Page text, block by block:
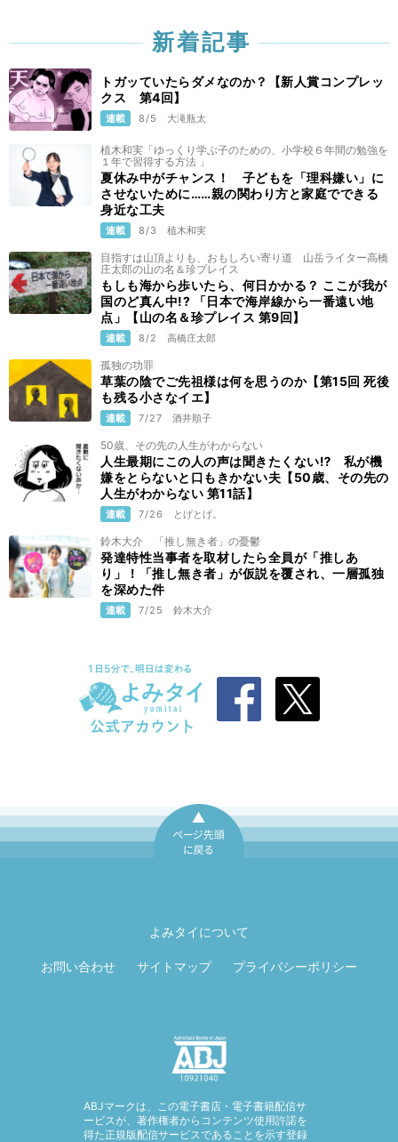
新着記事
トガッていたらダメなのか？【新人賞コンプレッ
クス 第4回】
連載 8/5 大滝瓶太
植木和実「ゆっくり学ぶ子のための、小学校６年間の勉強を
１年で習得する方法 」
夏休み中がチャンス！ 子どもを「理科嫌い」に
させないために……親の関わり方と家庭でできる
身近な工夫
連載 8/3 植木和実
目指すは山頂よりも、おもしろい寄り道 山岳ライター高橋
庄太郎の山の名＆珍プレイス
もしも海から歩いたら、何日かかる？ ここが我が
国のど真ん中!? 「日本で海岸線から一番遠い地
点」【山の名＆珍プレイス 第9回】
連載 8/2 高橋庄太郎
孤独の功罪
草葉の陰でご先祖様は何を思うのか【第15回 死後
も残る小さなイエ】
連載 7/27 酒井順子
50歳、その先の人生がわからない
人生最期にこの人の声は聞きたくない⁉ 私が機
嫌をとらないと口もきかない夫【50歳、その先の
人生がわからない 第11話】
連載 7/26 とげとげ。
鈴木大介 「推し無き者」の憂鬱
発達特性当事者を取材したら全員が「推しあ
り」！「推し無き者」が仮説を覆され、一層孤独
を深めた件
連載 7/25 鈴木大介
よみタイについて
お問い合わせ サイトマップ プライバシーポリシー
ABJマークは、この電子書店・電子書籍配信サ
ービスが、著作権者からコンテンツ使用許諾を
得た正規版配信サービスであることを示す登録